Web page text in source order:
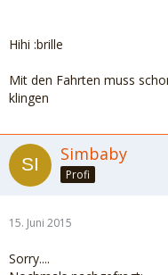
wie ich verwundert
Umgangsvereinbarung.
Ich schicke dir diese
Anhang) und erwarte
zum 18.6.2015, 18:00.
Rückmeldung erhalten
gegeben.
Zudem werde ich ab
obliegt also dir, diese ab
Hihi :brille
Mit den Fahrten muss
klingen
Simbaby
Profi
15. Juni 2015
Sorry....